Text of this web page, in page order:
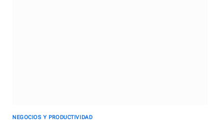
NEGOCIOS Y PRODUCTIVIDAD